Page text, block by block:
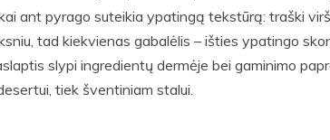
ant pyrago suteikia ypatingą tekstūrą: traški
tad kiekvienas gabalėlis – išties ypatingo
slypi ingredientų dermėje bei gaminimo
tiek šventiniam stalui.